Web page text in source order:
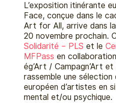
L’exposition itinérante
Face, conçue dans le
Art for All, arrive dans
20 novembre prochain.
Solidarité – PLS et le
MFPass en
ég’Art / Campagn’Art et
rassemble une sélection
européen d’artistes en
mental et/ou psychique.